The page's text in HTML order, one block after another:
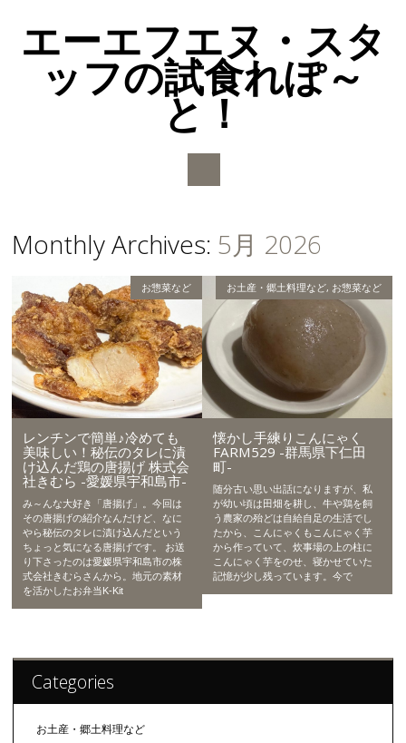
エーエフエヌ・スタ
ッフの試食れぽ～
と！
Main menu
Monthly Archives: 5月 2026
お惣菜など
レンチンで簡単♪冷めても
美味しい！秘伝のタレに漬
け込んだ鶏の唐揚げ 株式会
社きむら -愛媛県宇和島市-
み～んな大好き「唐揚げ」。今回は
その唐揚げの紹介なんだけど、なに
やら秘伝のタレに漬け込んだという
ちょっと気になる唐揚げです。 お送
り下さったのは愛媛県宇和島市の株
式会社きむらさんから。地元の素材
を活かしたお弁当K-Kit
お土産・郷土料理など, お惣菜など
懐かし手練りこんにゃく
FARM529 -群馬県下仁田
町-
随分古い思い出話になりますが、私
が幼い頃は田畑を耕し、牛や鶏を飼
う農家の殆どは自給自足の生活でし
たから、こんにゃくもこんにゃく芋
から作っていて、炊事場の上の柱に
こんにゃく芋をのせ、寝かせていた
記憶が少し残っています。今で
Categories
お土産・郷土料理など